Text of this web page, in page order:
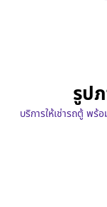
รูป
บริการให้เช่ารถตู้ พ